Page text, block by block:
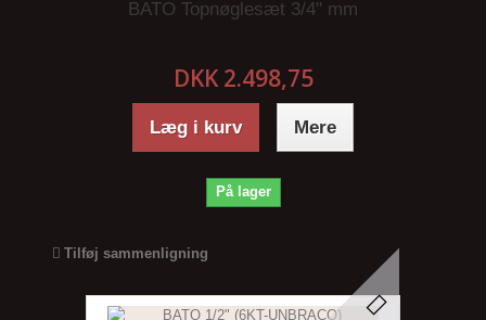
BATO Topnøglesæt 3/4" mm
DKK 2.498,75
Læg i kurv Mere
På lager
Tilføj sammenligning